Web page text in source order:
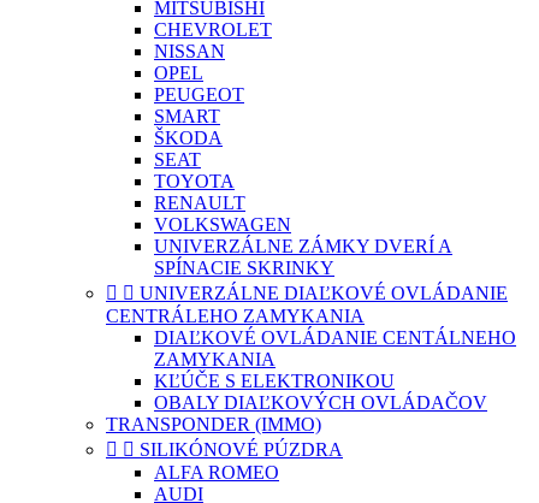
MITSUBISHI
CHEVROLET
NISSAN
OPEL
PEUGEOT
SMART
ŠKODA
SEAT
TOYOTA
RENAULT
VOLKSWAGEN
UNIVERZÁLNE ZÁMKY DVERÍ A
SPÍNACIE SKRINKY
  UNIVERZÁLNE DIAĽKOVÉ OVLÁDANIE
CENTRÁLEHO ZAMYKANIA
DIAĽKOVÉ OVLÁDANIE CENTÁLNEHO
ZAMYKANIA
KĽÚČE S ELEKTRONIKOU
OBALY DIAĽKOVÝCH OVLÁDAČOV
TRANSPONDER (IMMO)
  SILIKÓNOVÉ PÚZDRA
ALFA ROMEO
AUDI